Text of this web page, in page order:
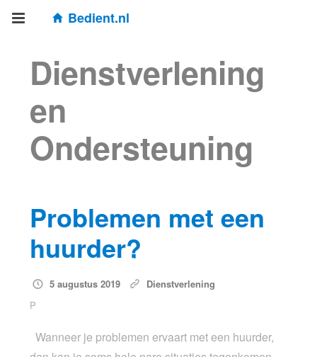
Bedient.nl
Dienstverlening
en
Ondersteuning
Problemen met een
huurder?
5 augustus 2019
Dienstverlening
P
Wanneer je problemen ervaart met een huurder,